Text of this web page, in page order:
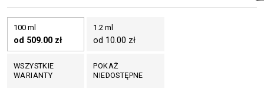
100 ml
od 509.00 zł
1.2 ml
od 10.00 zł
WSZYSTKIE
WARIANTY
POKAŻ
NIEDOSTĘPNE